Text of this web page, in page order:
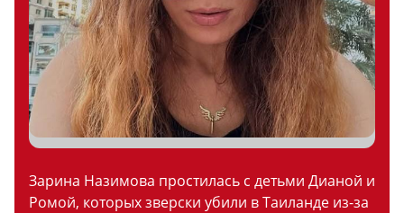
Зарина Назимова простилась с детьми Дианой и
Ромой, которых зверски убили в Таиланде из-за